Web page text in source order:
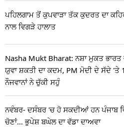
ਪਹਿਲਗਾਮ ਤੋਂ ਕੁਪਵਾੜਾ ਤੱਕ ਕੁਦਰਤ ਦਾ
ਨਾਲ ਵਿਗੜੇ ਹਾਲਾਤ
Nasha Mukt Bharat: ਨਸ਼ਾ ਮੁਕਤ ਭਾਰਤ
ਯੁਵਾ ਸ਼ਕਤੀ ਦਾ ਕਦਮ, PM ਮੋਦੀ ਦੇ ਸੱਦੇ 'ਤੇ
ਨੌਜਵਾਨਾਂ ਨੇ ਚੁੱਕੀ ਸਹੁੰ
ਨਵੰਬਰ- ਦਸੰਬਰ 'ਚ ਹੋ ਸਕਦੀਆਂ ਹਨ ਪੰਜਾਬ
ਚੋਣਾਂ... ਭੁਪੇਸ਼ ਬਘੇਲ ਦਾ ਵੱਡਾ ਦਾਅਵਾ